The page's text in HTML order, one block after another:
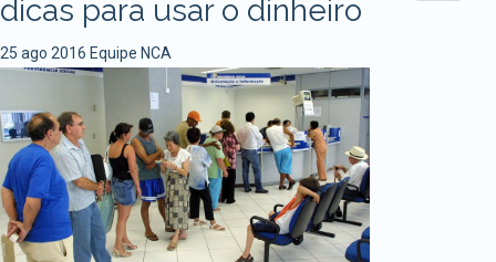
dicas para usar o dinheiro
25 ago 2016 Equipe NCA